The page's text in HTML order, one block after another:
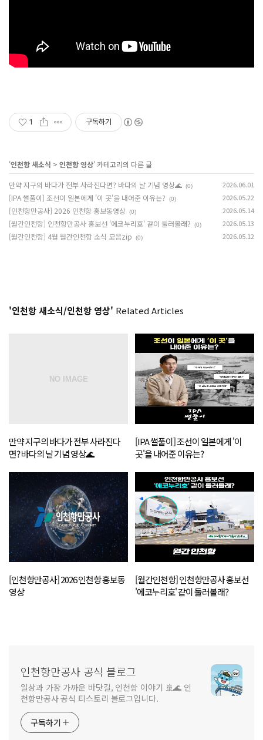
1 구독하기
'인천항 새소식 > 인천항 영상' 카테고리의 다른 글
만약 지구의 바다가 전부 사라진다면? 바다의 날 기념 영상🌊 (0) 2026.06.01
[IPA 썰풀이] 조선이 일본에게 '이 곳'을 내어준 이유는? (0) 2026.05.22
[인천항만공사] 2026 인천항 홍보동영상 (0) 2026.05.14
[월간인천항] 인천항만공사 홍보선 '에코누리호' 같이 둘러볼래? (0) 2026.05.13
[월간인천항] 4월 월간인천항 소식 모음zip (0) 2026.05.12
'인천항 새소식/인천항 영상' Related Articles
만약 지구의 바다가 전부 사라진다
면? 바다의 날 기념 영상🌊
[IPA 썰풀이] 조선이 일본에게 '이
곳'을 내어준 이유는?
[인천항만공사] 2026 인천항 홍보동
영상
[월간인천항] 인천항만공사 홍보선
'에코누리호' 같이 둘러볼래?
인천항만공사 공식 블로그
일상과 가장 가까운 바닷길, 인천항 이야기 🚢🌊 인
천항만공사 공식 티스토리 블로그입니다.
구독하기